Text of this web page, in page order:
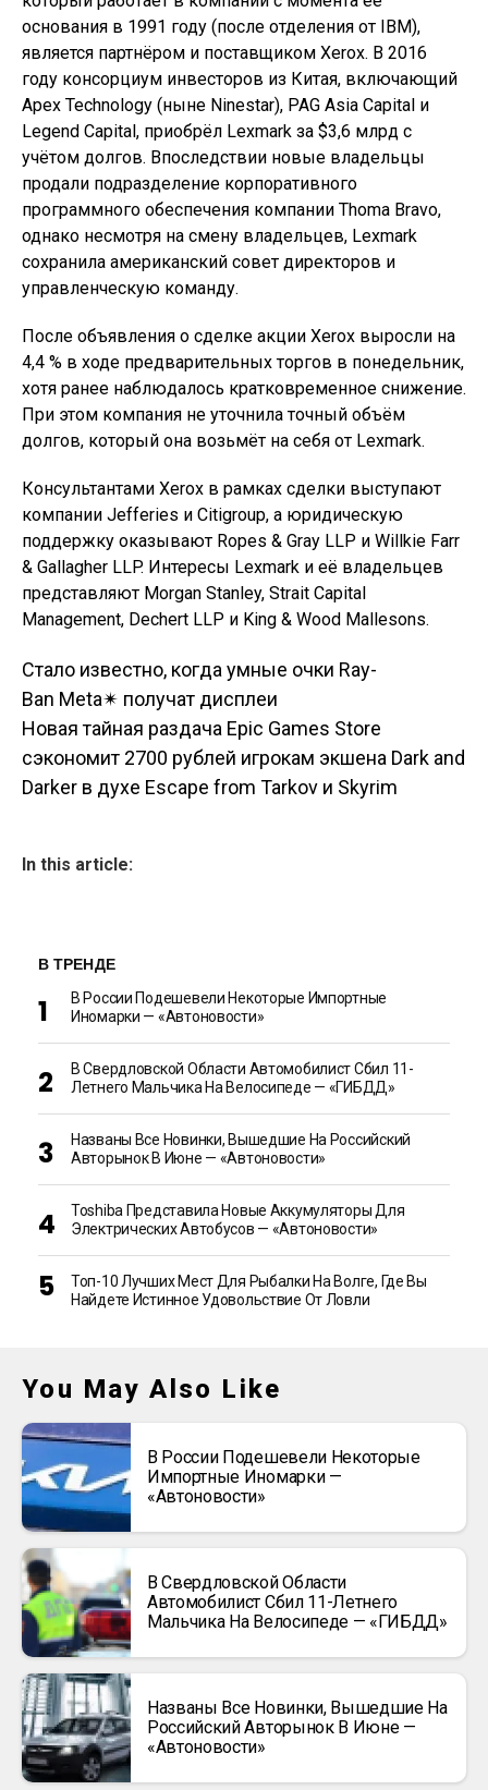
основания в 1991 году (после отделения от IBM),
является партнёром и поставщиком Xerox. В 2016
году консорциум инвесторов из Китая, включающий
Apex Technology (ныне Ninestar), PAG Asia Capital и
Legend Capital, приобрёл Lexmark за $3,6 млрд с
учётом долгов. Впоследствии новые владельцы
продали подразделение корпоративного
программного обеспечения компании Thoma Bravo,
однако несмотря на смену владельцев, Lexmark
сохранила американский совет директоров и
управленческую команду.
После объявления о сделке акции Xerox выросли на
4,4 % в ходе предварительных торгов в понедельник,
хотя ранее наблюдалось кратковременное снижение.
При этом компания не уточнила точный объём
долгов, который она возьмёт на себя от Lexmark.
Консультантами Xerox в рамках сделки выступают
компании Jefferies и Citigroup, а юридическую
поддержку оказывают Ropes & Gray LLP и Willkie Farr
& Gallagher LLP. Интересы Lexmark и её владельцев
представляют Morgan Stanley, Strait Capital
Management, Dechert LLP и King & Wood Mallesons.
Навигация по
записям
Стало известно, когда умные очки Ray-
Ban Meta✴ получат дисплеи
Новая тайная раздача Epic Games Store
сэкономит 2700 рублей игрокам экшена Dark and
Darker в духе Escape from Tarkov и Skyrim
In this article:
В ТРЕНДЕ
В России Подешевели Некоторые Импортные
Иномарки — «Автоновости»
В Свердловской Области Автомобилист Сбил 11-
Летнего Мальчика На Велосипеде — «ГИБДД»
Названы Все Новинки, Вышедшие На Российский
Авторынок В Июне — «Автоновости»
Toshiba Представила Новые Аккумуляторы Для
Электрических Автобусов — «Автоновости»
Топ-10 Лучших Мест Для Рыбалки На Волге, Где Вы
Найдете Истинное Удовольствие От Ловли
You May Also Like
В России Подешевели Некоторые
Импортные Иномарки —
«Автоновости»
В Свердловской Области
Автомобилист Сбил 11-Летнего
Мальчика На Велосипеде — «ГИБДД»
Названы Все Новинки, Вышедшие На
Российский Авторынок В Июне —
«Автоновости»